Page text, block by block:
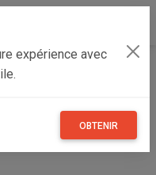
expérience avec
OBTENIR
Zaghouan